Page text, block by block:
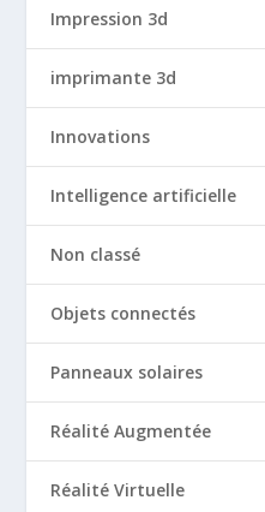
Impression 3d
imprimante 3d
Innovations
Intelligence artificielle
Non classé
Objets connectés
Panneaux solaires
Réalité Augmentée
Réalité Virtuelle